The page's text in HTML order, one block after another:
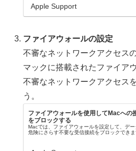
Apple Support
ファイアウォールの設定
不審なネットワークアクセス
マックに搭載されたファイア
不審なネットワークアクセス
う。
ファイアウォールを使用してMacへの
をブロックする
Macでは、ファイアウォールを設定して、デー
危険にさらす不要な受信接続をブロックできま